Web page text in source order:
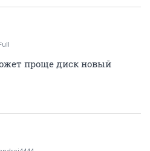
Full
проще диск новый